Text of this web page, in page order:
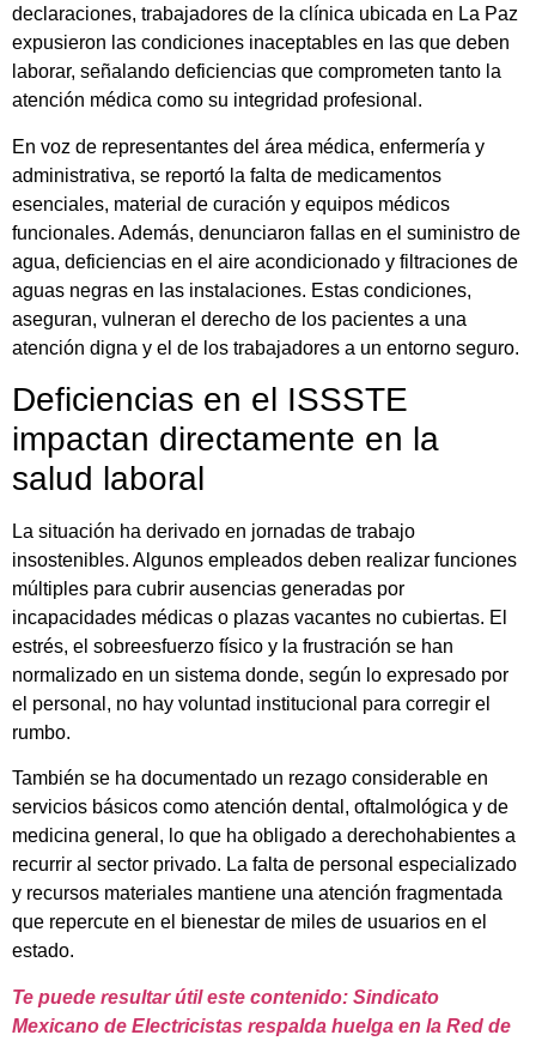
declaraciones, trabajadores de la clínica ubicada en La Paz
expusieron las condiciones inaceptables en las que deben
laborar, señalando deficiencias que comprometen tanto la
atención médica como su integridad profesional.
En voz de representantes del área médica, enfermería y
administrativa, se reportó la falta de medicamentos
esenciales, material de curación y equipos médicos
funcionales. Además, denunciaron fallas en el suministro de
agua, deficiencias en el aire acondicionado y filtraciones de
aguas negras en las instalaciones. Estas condiciones,
aseguran, vulneran el derecho de los pacientes a una
atención digna y el de los trabajadores a un entorno seguro.
Deficiencias en el ISSSTE
impactan directamente en la
salud laboral
La situación ha derivado en jornadas de trabajo
insostenibles. Algunos empleados deben realizar funciones
múltiples para cubrir ausencias generadas por
incapacidades médicas o plazas vacantes no cubiertas. El
estrés, el sobreesfuerzo físico y la frustración se han
normalizado en un sistema donde, según lo expresado por
el personal, no hay voluntad institucional para corregir el
rumbo.
También se ha documentado un rezago considerable en
servicios básicos como atención dental, oftalmológica y de
medicina general, lo que ha obligado a derechohabientes a
recurrir al sector privado. La falta de personal especializado
y recursos materiales mantiene una atención fragmentada
que repercute en el bienestar de miles de usuarios en el
estado.
Te puede resultar útil este contenido: Sindicato
Mexicano de Electricistas respalda huelga en la Red de